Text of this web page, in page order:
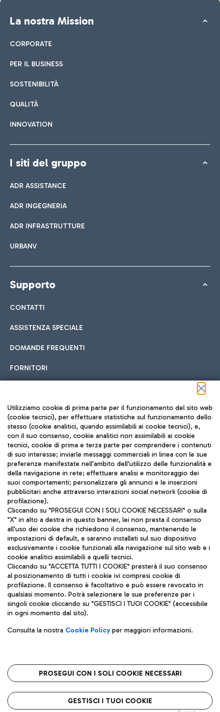
La nostra Mission
CORPORATE
PER IL BUSINESS
SOSTENIBILITÀ
QUALITÀ
INNOVATION
I siti del gruppo
ADR ASSISTANCE
ADR INGEGNERIA
ADR INFRASTRUTTURE
URBANV
Supporto
CONTATTI
ASSISTENZA SPECIALE
DOMANDE FREQUENTI
FORNITORI
Seguici sui social
TRAVEL JOURNAL
ITA
Aeroporti di Roma S.p.A. - Società soggetta a direzione e
coordinamento di Mundys S.p.A.
Codice fiscale e Registro delle Imprese di Roma 13032990155 P.
IVA 06572251004
Capitale sociale 62.224.743,00 int. vers.
Sede legale: Via Pier Paolo Racchetti 1 - 00054 Fiumicino (RM)
telefono +39 06 65951
Privacy policy
Note legali
Roma FCO
L'aeroporto stellato
Utilizziamo cookie di prima parte per il funzionamento del sito web
(cookie tecnici), per effettuare statistiche sul funzionamento dello
stesso (cookie analitici, quando assimilabili ai cookie tecnici), e,
con il suo consenso, cookie analitici non assimilabili ai cookie
tecnici, cookie di prima e terza parte per comprendere i contenuti
di suo interesse; inviarle messaggi commerciali in linea con le sue
preferenze manifestate nell'ambito dell'utilizzo delle funzionalità e
della navigazione in rete; effettuare analisi e monitoraggio dei
suoi comportamenti; personalizzare gli annunci e le inserzioni
pubblicitari anche attraverso interazioni social network (cookie di
profilazione).
Cliccando su "PROSEGUI CON I SOLI COOKIE NECESSARI" o sulla
"X" in alto a destra in questo banner, lei non presta il consenso
all'uso dei cookie che richiedono il consenso, mantenendo le
impostazioni di default, e saranno installati sul suo dispositivo
esclusivamente i cookie funzionali alla navigazione sul sito web e i
cookie analitici assimilabili a quelli tecnici.
Cliccando su "ACCETTA TUTTI I COOKIE" presterà il suo consenso
al posizionamento di tutti i cookie ivi compresi cookie di
profilazione. Il consenso è facoltativo e può essere revocato in
qualsiasi momento. Potrà selezionare le sue preferenze per i
singoli cookie cliccando su "GESTISCI I TUOI COOKIE" (accessibile
in ogni momento dal sito).
Consulta la nostra Cookie Policyper maggiori informazioni.
PROSEGUI CON I SOLI COOKIE NECESSARI
GESTISCI I TUOI COOKIE